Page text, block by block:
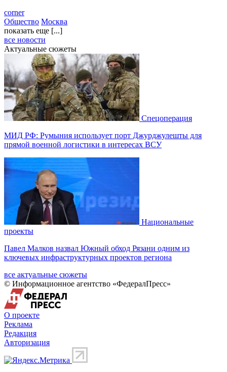
corner
Общество Москва
показать еще [...]
все новости
Актуальные сюжеты
Спецоперация
МИД РФ: Румыния использует порт Джурджулешты для
прямой военной логистики в интересах ВСУ
Национальные
проекты
Павел Малков назвал Южный обход Рязани одним из
ключевых инфраструктурных проектов региона
все актуальные сюжеты
© Информационное агентство «ФедералПресс»
О проекте
Реклама
Редакция
Авторизация